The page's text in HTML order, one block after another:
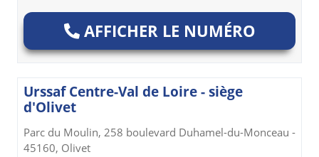
AFFICHER LE NUMÉRO
Urssaf Centre-Val de Loire - siège
d'Olivet
Parc du Moulin, 258 boulevard Duhamel-du-Monceau -
45160, Olivet